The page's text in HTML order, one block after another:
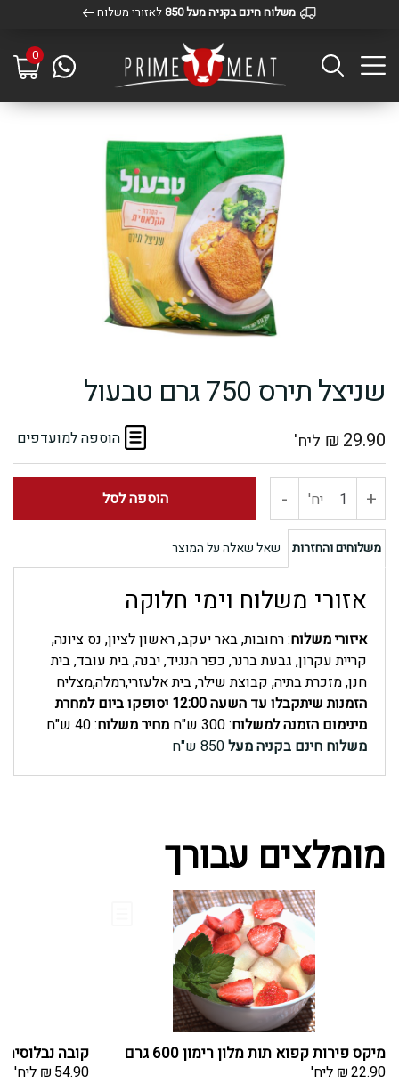
משלוח חינם בקניה מעל 850 לאזורי משלוח
0
שניצל תירס 750 גרם טבעול
הוספה למועדפים ₪ 29.90 ליח'
+ כמות
750
גרם
טבעול
יח' - הוספה לסל
משלוחים והחזרות שאל שאלה על המוצר
אזורי משלוח וימי חלוקה
איזורי משלוח: רחובות, באר יעקב, ראשון לציון, נס ציונה,
קריית עקרון, גבעת ברנר, כפר הנגיד, יבנה, בית עובד, בית
חנן, מזכרת בתיה, קבוצת שילר, בית אלעזרי,רמלה,מצליח
הזמנות שיתקבלו עד השעה 12:00 יסופקו ביום למחרת
מינימום הזמנה למשלוח: 300 ש"ח מחיר משלוח: 40 ש"ח
משלוח חינם בקניה מעל850 ש"ח
מומלצים עבורך
מיקס פירות קפוא תות מלון רימון 600 גרם
₪22.90 ליח'
קובה נבלוסיה
₪ 54.90 ליח'